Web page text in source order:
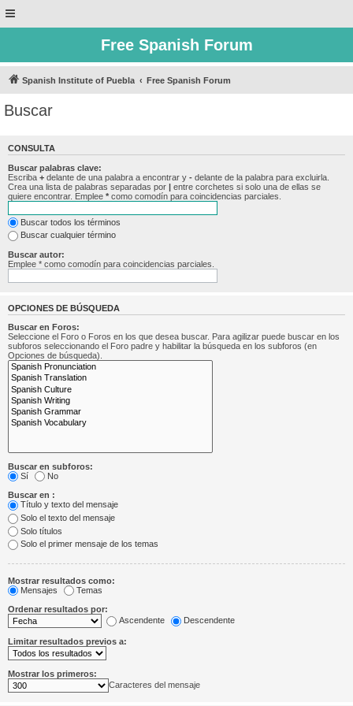
Free Spanish Forum
Spanish Institute of Puebla Free Spanish Forum
Buscar
CONSULTA
Buscar palabras clave:
Escriba + delante de una palabra a encontrar y - delante de la palabra para excluirla.
Crea una lista de palabras separadas por | entre corchetes si solo una de ellas se
quiere encontrar. Emplee * como comodín para coincidencias parciales.
Buscar todos los términos
Buscar cualquier término
Buscar autor:
Emplee * como comodín para coincidencias parciales.
OPCIONES DE BÚSQUEDA
Buscar en Foros:
Seleccione el Foro o Foros en los que desea buscar. Para agilizar puede buscar en los
subforos seleccionando el Foro padre y habilitar la búsqueda en los subforos (en
Opciones de búsqueda).
Buscar en subforos:
Sí
No
Buscar en :
Título y texto del mensaje
Solo el texto del mensaje
Solo títulos
Solo el primer mensaje de los temas
Mostrar resultados como:
Mensajes
Temas
Ordenar resultados por:
Ascendente
Descendente
Limitar resultados previos a:
Mostrar los primeros:
Caracteres del mensaje